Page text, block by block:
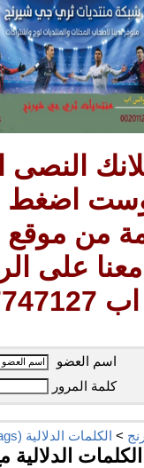
النصى
اضغط
من
على
اسم العضو
كلمة المرور
> الكلمات الدلالية (Tags)
الدلالية